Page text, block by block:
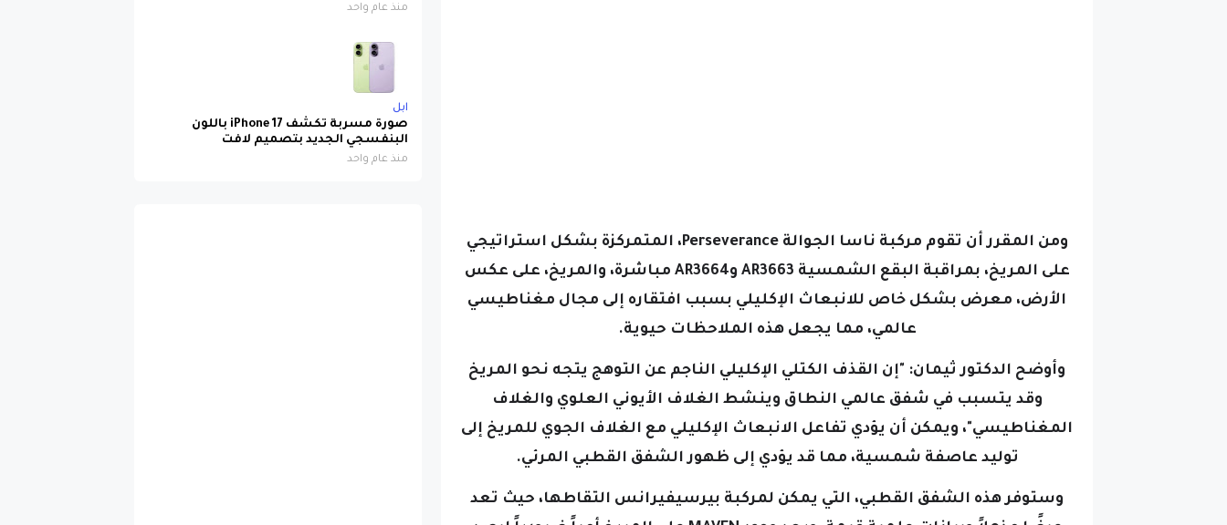
ومن المقرر أن تقوم مركبة ناسا الجوالة Perseverance، المتمركزة بشكل استراتيجي
على المريخ، بمراقبة البقع الشمسية AR3663 وAR3664 مباشرة، والمريخ، على عكس
الأرض، معرض بشكل خاص للانبعاث الإكليلي بسبب افتقاره إلى مجال مغناطيسي
عالمي، مما يجعل هذه الملاحظات حيوية.
وأوضح الدكتور ثيمان: "إن القذف الكتلي الإكليلي الناجم عن التوهج يتجه نحو المريخ
وقد يتسبب في شفق عالمي النطاق وينشط الغلاف الأيوني العلوي والغلاف
المغناطيسي"، ويمكن أن يؤدي تفاعل الانبعاث الإكليلي مع الغلاف الجوي للمريخ إلى
توليد عاصفة شمسية، مما قد يؤدي إلى ظهور الشفق القطبي المرئي.
وستوفر هذه الشفق القطبي، التي يمكن لمركبة بيرسيفيرانس التقاطها، حيث تعد
منذ عام واحد
ابل
صورة مسربة تكشف iPhone 17 باللون
البنفسجي الجديد بتصميم لافت
منذ عام واحد